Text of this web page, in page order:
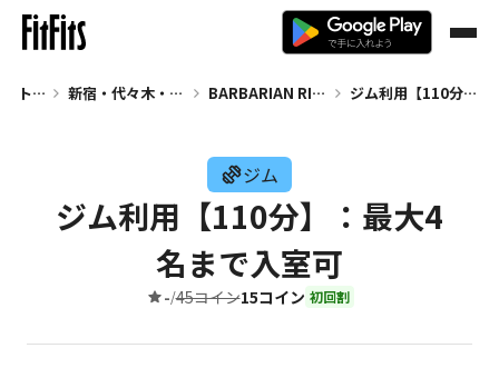
トップ 新宿・代々木・大久保 ジム BARBARIAN RICH & SPEERS ジム利用【110分】：最大4名まで入室可
ジム
ジム利用【110分】：最大4
名まで入室可
-/45コイン15コイン 初回割